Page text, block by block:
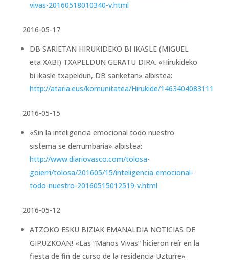
vivas-20160518010340-v.html
2016-05-17
DB SARIETAN HIRUKIDEKO BI IKASLE (MIGUEL
eta XABI) TXAPELDUN GERATU DIRA. «Hirukideko
bi ikasle txapeldun, DB sariketan» albistea:
http://ataria.eus/komunitatea/Hirukide/1463404083111
2016-05-15
«Sin la inteligencia emocional todo nuestro
sistema se derrumbaría» albistea:
http://www.diariovasco.com/tolosa-
goierri/tolosa/201605/15/inteligencia-emocional-
todo-nuestro-20160515012519-v.html
2016-05-12
ATZOKO ESKU BIZIAK EMANALDIA NOTICIAS DE
GIPUZKOAN! «Las “Manos Vivas” hicieron reír en la
fiesta de fin de curso de la residencia Uzturre»